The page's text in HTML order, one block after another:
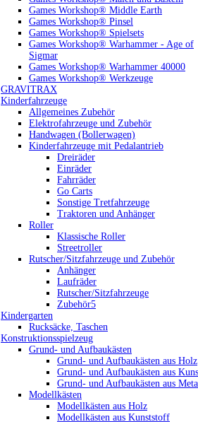
Games Workshop® Middle Earth
Games Workshop® Pinsel
Games Workshop® Spielsets
Games Workshop® Warhammer - Age of
Sigmar
Games Workshop® Warhammer 40000
Games Workshop® Werkzeuge
GRAVITRAX
Kinderfahrzeuge
Allgemeines Zubehör
Elektrofahrzeuge und Zubehör
Handwagen (Bollerwagen)
Kinderfahrzeuge mit Pedalantrieb
Dreiräder
Einräder
Fahrräder
Go Carts
Sonstige Tretfahrzeuge
Traktoren und Anhänger
Roller
Klassische Roller
Streetroller
Rutscher/Sitzfahrzeuge und Zubehör
Anhänger
Laufräder
Rutscher/Sitzfahrzeuge
Zubehör5
Kindergarten
Rucksäcke, Taschen
Konstruktionsspielzeug
Grund- und Aufbaukästen
Grund- und Aufbaukästen aus Holz
Grund- und Aufbaukästen aus
Grund- und Aufbaukästen aus
Modellkästen
Modellkästen aus Holz
Modellkästen aus Kunststoff